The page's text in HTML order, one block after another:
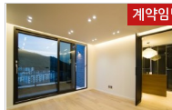
계약